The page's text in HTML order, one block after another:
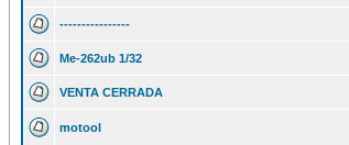
----------------
Me-262ub 1/32
VENTA CERRADA
motool